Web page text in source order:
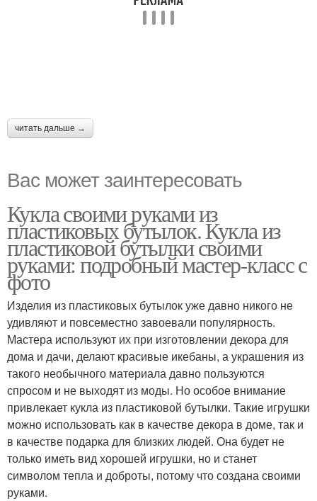
читать дальше →
Вас может заинтересовать
Кукла своими руками из
пластиковых бутылок. Кукла из
пластиковой бутылки своими
руками: подробный мастер-класс с
фото
Изделия из пластиковых бутылок уже давно никого не
удивляют и повсеместно завоевали популярность.
Мастера используют их при изготовлении декора для
дома и дачи, делают красивые икебаны, а украшения из
такого необычного материала давно пользуются
спросом и не выходят из моды. Но особое внимание
привлекает кукла из пластиковой бутылки. Такие игрушки
можно использовать как в качестве декора в доме, так и
в качестве подарка для близких людей. Она будет не
только иметь вид хорошей игрушки, но и станет
символом тепла и доброты, потому что создана своими
руками.